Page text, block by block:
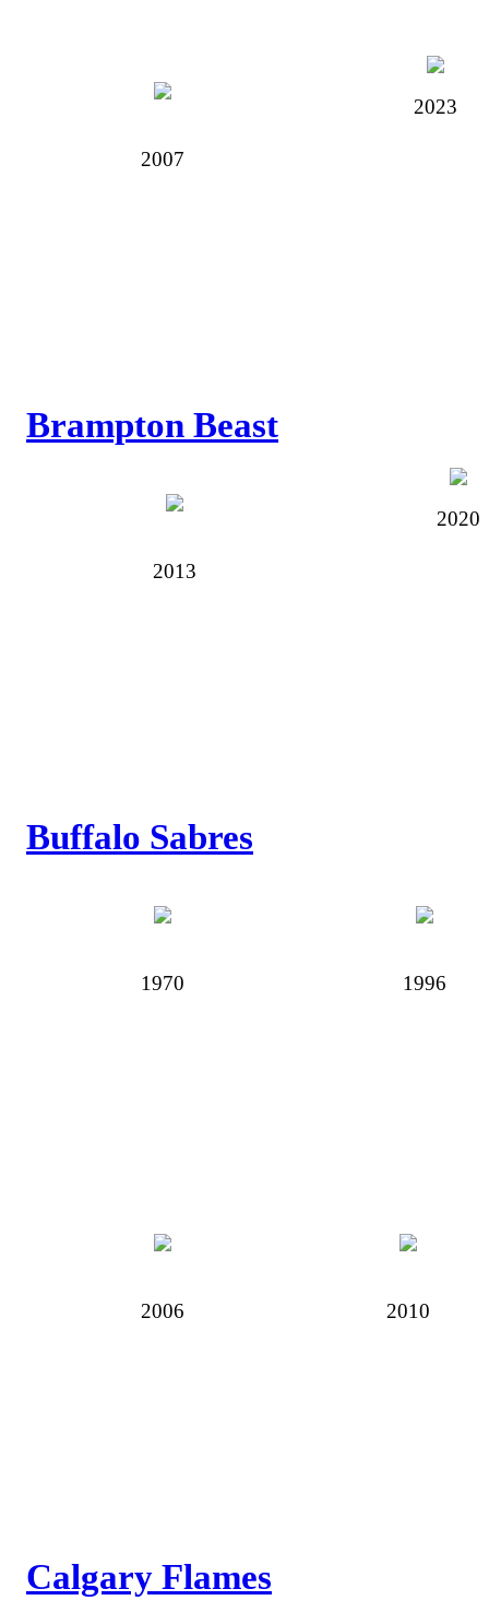
2007
2023
Brampton Beast
2013
2020
Buffalo Sabres
1970 1996
2006 2010
Calgary Flames